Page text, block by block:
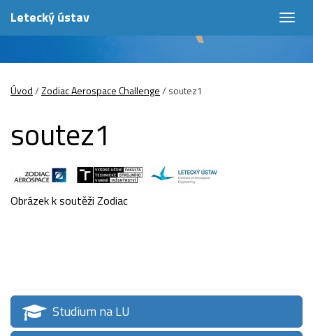
Letecký ústav
Úvod/Zodiac Aerospace Challenge/ soutez1
soutez1
Obrázek k soutěži Zodiac
Studium na LU